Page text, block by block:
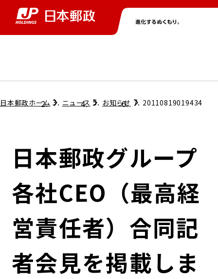
グループ情報トップ
コンプライアンス
ガバナンス
コンダクト向上の取組み
ローカル共創イニシアティブ
株主・投資家情報トップ
個人投資家のみなさまへ
株式情報
財務情報・IR資料
IRニュース
ニューストップ
サステナビリティトップ
担当役員メッセージ
サステナビリティマネジメント
持続可能な金融のフレームワーク
環境
採用情報トップ
日本郵政ホーム ニュース お知らせ 20110819019434
日本郵政グループ
各社CEO（最高経
営責任者）合同記
者会見を掲載しま